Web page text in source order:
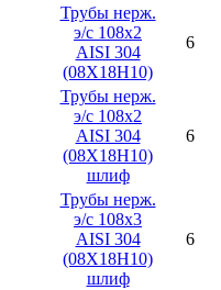
Трубы нерж.
э/с 108х2
AISI 304
(08X18H10)
6
Трубы нерж.
э/с 108х2
AISI 304
(08X18H10)
шлиф
6
Трубы нерж.
э/с 108х3
AISI 304
(08X18H10)
шлиф
6